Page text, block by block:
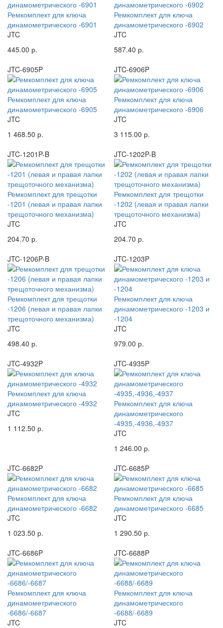
Ремкомплект для ключа
динамометрического -6901
JTC
445.00 р.
Ремкомплект для ключа
динамометрического -6902
JTC
587.40 р.
JTC-6905P
Ремкомплект для ключа
динамометрического -6905
JTC
1 468.50 р.
JTC-6906P
Ремкомплект для ключа
динамометрического -6906
JTC
3 115.00 р.
JTC-1201P-B
Ремкомплект для трещотки
-1201 (левая и правая лапки
трещоточного механизма)
JTC
204.70 р.
JTC-1202P-B
Ремкомплект для трещотки
-1202 (левая и правая лапки
трещоточного механизма)
JTC
204.70 р.
JTC-1206P-B
Ремкомплект для трещотки
-1206 (левая и правая лапки
трещоточного механизма)
JTC
498.40 р.
JTC-1203P
Ремкомплект для ключа
динамометрического -1203 и
-1204
JTC
979.00 р.
JTC-4932P
Ремкомплект для ключа
динамометрического -4932
JTC
1 112.50 р.
JTC-4935P
Ремкомплект для ключа
динамометрического
-4935,-4936,-4937
JTC
1 246.00 р.
JTC-6682P
Ремкомплект для ключа
динамометрического -6682
JTC
1 023.50 р.
JTC-6685P
Ремкомплект для ключа
динамометрического -6685
JTC
1 290.50 р.
JTC-6686P
Ремкомплект для ключа
динамометрического
-6686/-6687
JTC
JTC-6688P
Ремкомплект для ключа
динамометрического
-6688/-6689
JTC